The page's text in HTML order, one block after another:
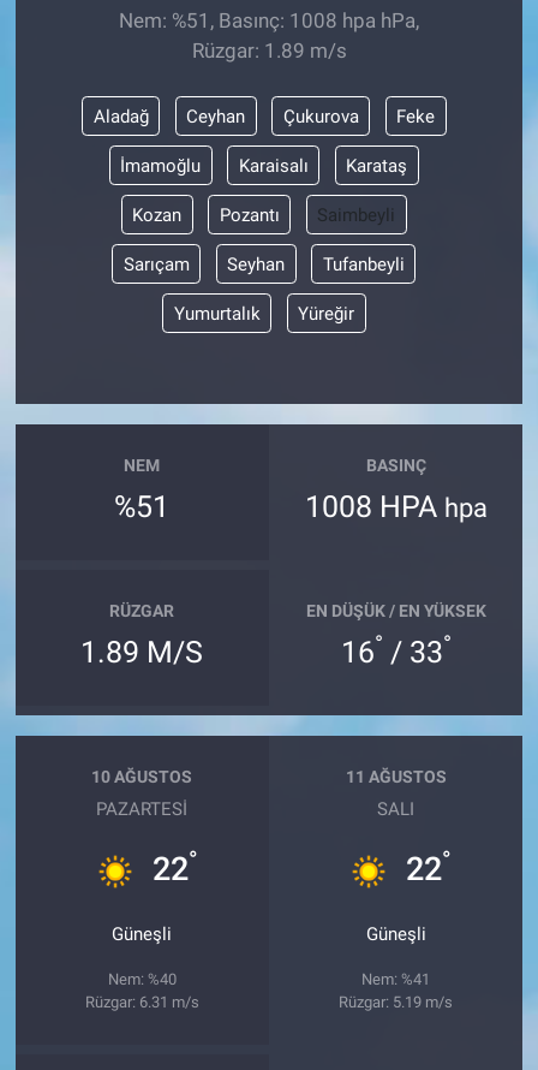
Nem: %51, Basınç: 1008 hpa hPa,
Rüzgar: 1.89 m/s
Aladağ Ceyhan Çukurova Feke
İmamoğlu Karaisalı Karataş
Kozan Pozantı Saimbeyli
Sarıçam Seyhan Tufanbeyli
Yumurtalık Yüreğir
NEM
%51
BASINÇ
1008 HPA hpa
RÜZGAR
1.89 M/S
EN DÜŞÜK / EN YÜKSEK
16° / 33°
10 AĞUSTOS
PAZARTESI
22°
Güneşli
Nem: %40
Rüzgar: 6.31 m/s
11 AĞUSTOS
SALI
22°
Güneşli
Nem: %41
Rüzgar: 5.19 m/s